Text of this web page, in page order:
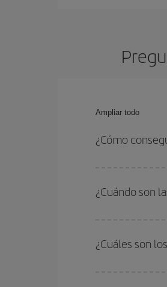
Ampliar todo
¿Cómo
las fechas y
¿Cuándo son
periodos de
precios encontrarás.
¿Cuáles son